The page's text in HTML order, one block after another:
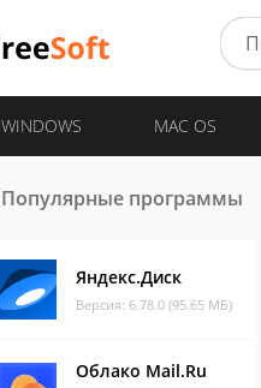
WINDOWS MAC OS
Популярные программы
Яндекс.Диск
Версия: 6.78.0 (95.65 МБ)
Облако Mail.Ru